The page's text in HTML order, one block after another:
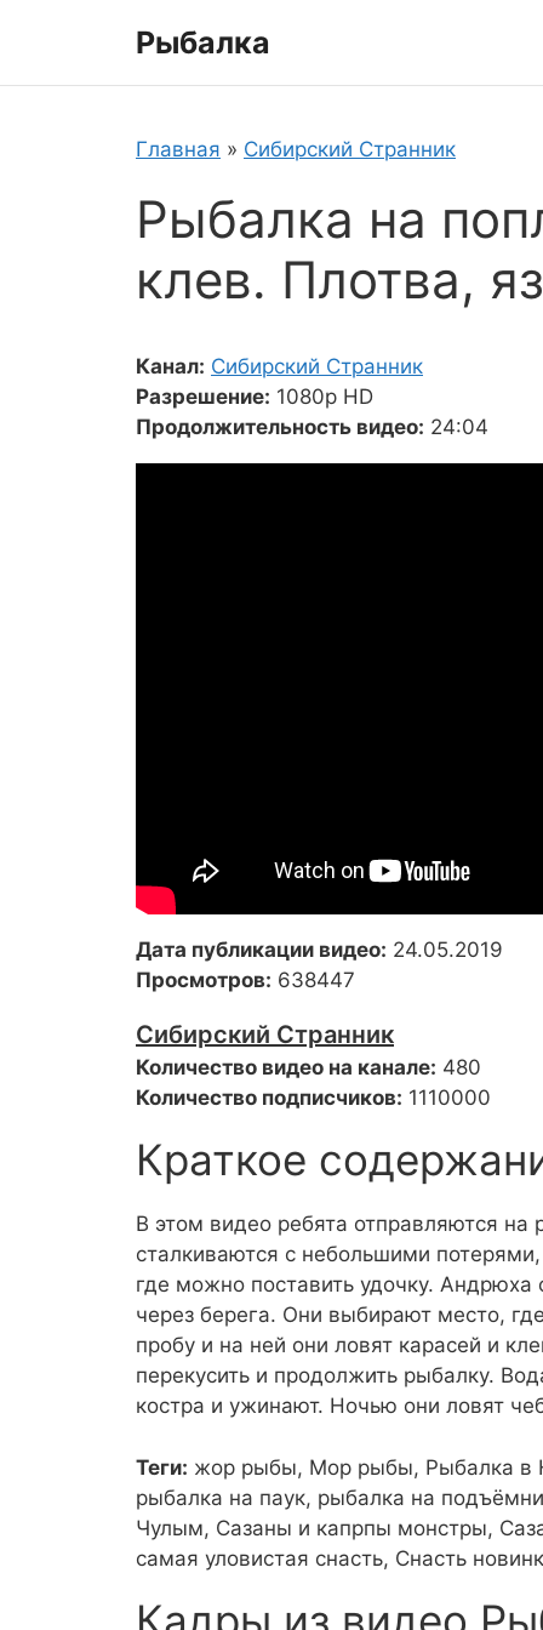
Рыбалка
Главная » Сибирский Странник
Рыбалка на
клев. Плотва,
Канал: Сибирский Странник
Разрешение: 1080p HD
Продолжительность видео: 24:04
Дата публикации видео: 24.05.2019
Просмотров: 638447
Сибирский Странник
Количество видео на канале: 480
Количество подписчиков: 1110000
Краткое
В этом видео ребята отправляются
сталкиваются с небольшими
где можно поставить удочку. Андрюха
через берега. Они выбирают место,
пробу и на ней они ловят карасей и
перекусить и продолжить рыбалку.
костра и ужинают. Ночью они ловят
Теги: жор рыбы, Мор рыбы, Рыбалка в
рыбалка на паук, рыбалка на
Чулым, Сазаны и капрпы монстры,
самая уловистая снасть, Снасть
Кадры из видео